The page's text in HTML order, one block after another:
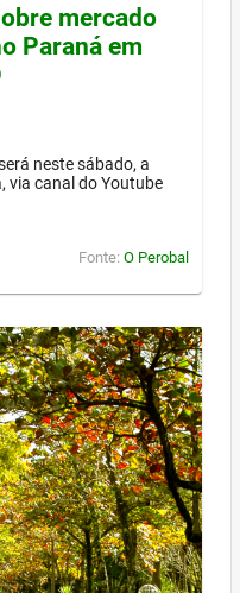
mercado
Paraná em
neste sábado, a
via canal do Youtube
Fonte: O Perobal